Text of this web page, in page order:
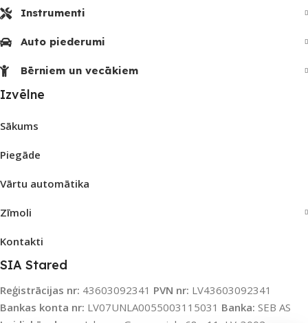
Instrumenti
Auto piederumi
Bērniem un vecākiem
Izvēlne
Sākums
Piegāde
Vārtu automātika
Zīmoli
Kontakti
SIA Stared
Reģistrācijas nr: 43603092341 PVN nr: LV43603092341
Bankas konta nr: LV07UNLA0055003115031 Banka: SEB AS